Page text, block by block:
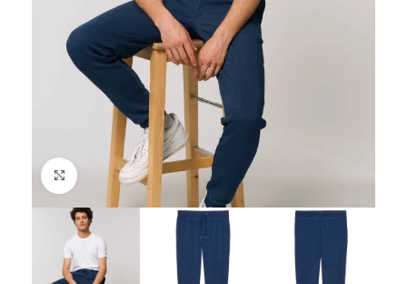
Click to enlarge